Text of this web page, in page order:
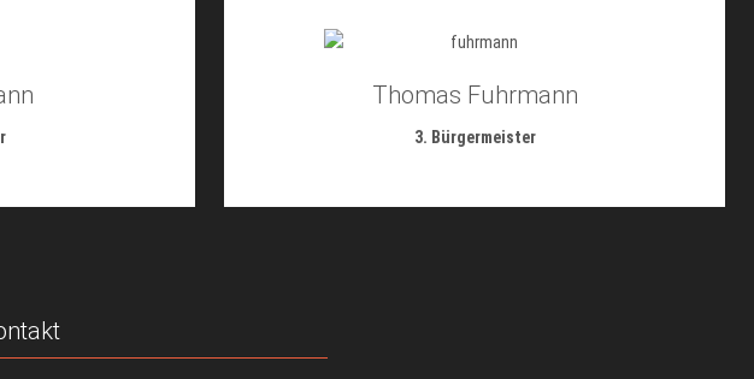
Thomas Fuhrmann
3. Bürgermeister